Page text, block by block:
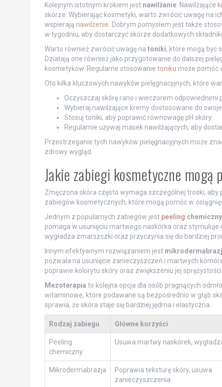
Kolejnym istotnym krokiem jest nawilżanie. Nawilżające
skórze. Wybierając kosmetyki, warto zwrócić uwagę na
wspierają nawilżenie . Dobrym pomysłem jest także
w tygodniu, aby dostarczyć skórze dodatkowych
Warto również zwrócić uwagę na toniki, które mogą być
Działają one również jako przygotowanie do dalszej
kosmetyków. Regularne stosowanie toniku może pomóc
Oto kilka kluczowych nawyków pielęgnacyjnych, które
Oczyszczaj skórę rano i wieczorem odpowiednimi
Wybieraj nawilżające kremy dostosowane do
Stosuj toniki, aby poprawić równowagę pH skóry.
Regularnie używaj masek nawilżających, aby
Przestrzeganie tych nawyków pielęgnacyjnych może
zdrowy wygląd.
Jakie zabiegi kosmetyczne
Zmęczona skóra często wymaga szczególnej troski,
zabiegów kosmetycznych, które mogą pomóc w
Jednym z popularnych zabiegów jest peeling chemiczny
pomaga w usunięciu martwego naskórka oraz
wygładza zmarszczki oraz przyczynia się do bardziej
Innym efektywnym rozwiązaniem jest
pozwala na usunięcie zanieczyszczeń i martwych
poprawie kolorytu skóry oraz zwiększeniu jej sprężystości.
Mezoterapia to kolejna opcja dla osób pragnących
witaminowe, które podawane są bezpośrednio w głąb
sprawia, że skóra staje się bardziej jędrna i elastyczna.
Rodzaj zabiegu Główne korzyści
Peeling
chemiczny
Usuwa martwy naskórek,
Mikrodermabrazja
Poprawia teksturę skóry, usuwa
zanieczyszczenia